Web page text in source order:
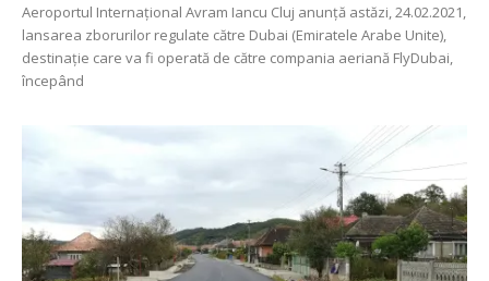
Aeroportul Internațional Avram Iancu Cluj anunță astăzi, 24.02.2021,
lansarea zborurilor regulate către Dubai (Emiratele Arabe Unite),
destinație care va fi operată de către compania aeriană FlyDubai,
începând